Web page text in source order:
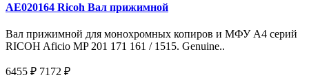
AE020164 Ricoh Вал прижимной
Вал прижимной для монохромных копиров и МФУ A4 серий
RICOH Aficio MP 201 171 161 / 1515. Genuine..
6455 ₽ 7172 ₽